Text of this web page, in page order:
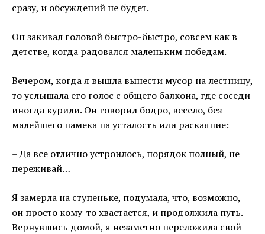
сразу, и обсуждений не будет.
Он закивал головой быстро-быстро, совсем как в
детстве, когда радовался маленьким победам.
Вечером, когда я вышла вынести мусор на лестницу,
то услышала его голос с общего балкона, где соседи
иногда курили. Он говорил бодро, весело, без
малейшего намека на усталость или раскаяние:
– Да все отлично устроилось, порядок полный, не
переживай…
Я замерла на ступеньке, подумала, что, возможно,
он просто кому-то хвастается, и продолжила путь.
Вернувшись домой, я незаметно переложила свой